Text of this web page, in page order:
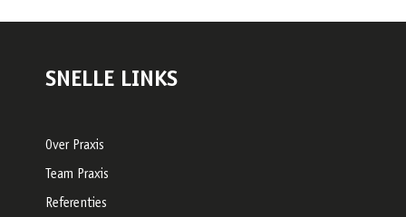
SNELLE LINKS
Over Praxis
Team Praxis
Referenties